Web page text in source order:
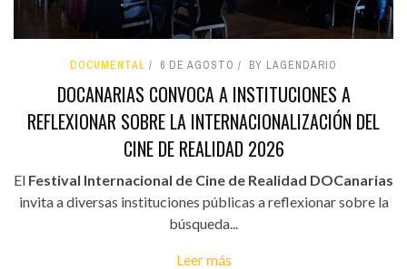
DOCUMENTAL 6 DE AGOSTO BY LAGENDARIO
DOCANARIAS CONVOCA A INSTITUCIONES A
REFLEXIONAR SOBRE LA INTERNACIONALIZACIÓN DEL
CINE DE REALIDAD 2026
El Festival Internacional de Cine de Realidad DOCanarias
invita a diversas instituciones públicas a reflexionar sobre la
búsqueda...
Leer más